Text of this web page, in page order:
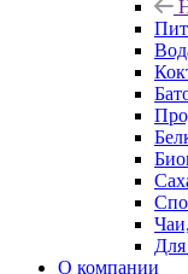
Для
О компании